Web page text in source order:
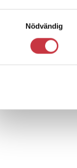
Nödvändig